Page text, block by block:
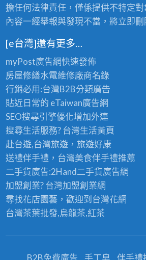
擔任何法律責任，僅係提供不特定
內容一經舉報與發現不當，將立即刪
[e台灣]還有更多…
myPost廣告網快速發佈
房屋修繕水電維修廠商名錄
行銷必用:台灣B2B分類廣告
貼近日常的 eTaiwan廣告網
SEO搜尋引擎優化增加外連
搜尋生活服務? 台灣生活黃頁
赴台遊,台灣旅遊，旅遊好康
送禮伴手禮，台灣美食伴手禮推薦
二手貨廣告:2Hand二手貨廣告網
加盟創業? 台灣加盟創業網
尋找花店園藝，歡迎到台灣花網
台灣茶葉批發,烏龍茶,紅茶
B2B免費廣告 手工皂 伴手禮